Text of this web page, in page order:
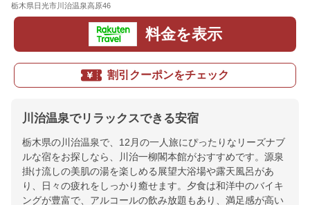
栃木県日光市川治温泉高原46
料金を表示
割引クーポンをチェック
川治温泉でリラックスできる安宿
栃木県の川治温泉で、12月の一人旅にぴったりなリーズナブ
ルな宿をお探しなら、川治一柳閣本館がおすすめです。源泉
掛け流しの美肌の湯を楽しめる展望大浴場や露天風呂があ
り、日々の疲れをしっかり癒せます。夕食は和洋中のバイキ
ングが豊富で、アルコールの飲み放題もあり、満足感が高い